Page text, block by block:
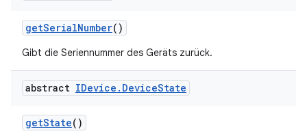
getSerialNumber()
Gibt die Seriennummer des Geräts zurück.
abstract IDevice . DeviceState
getState()